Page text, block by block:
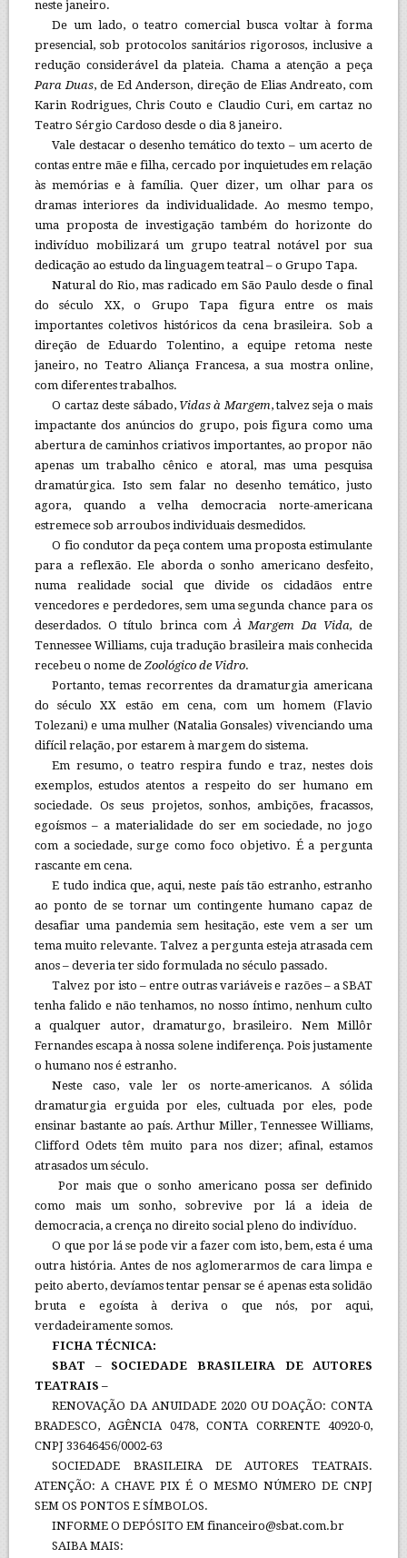
neste janeiro.
De um lado, o teatro comercial busca voltar à forma
presencial, sob protocolos sanitários rigorosos, inclusive a
redução considerável da plateia. Chama a atenção a peça
Para Duas, de Ed Anderson, direção de Elias Andreato, com
Karin Rodrigues, Chris Couto e Claudio Curi, em cartaz no
Teatro Sérgio Cardoso desde o dia 8 janeiro.
Vale destacar o desenho temático do texto – um acerto de
contas entre mãe e filha, cercado por inquietudes em relação
às memórias e à família. Quer dizer, um olhar para os
dramas interiores da individualidade. Ao mesmo tempo,
uma proposta de investigação também do horizonte do
indivíduo mobilizará um grupo teatral notável por sua
dedicação ao estudo da linguagem teatral – o Grupo Tapa.
Natural do Rio, mas radicado em São Paulo desde o final
do século XX, o Grupo Tapa figura entre os mais
importantes coletivos históricos da cena brasileira. Sob a
direção de Eduardo Tolentino, a equipe retoma neste
janeiro, no Teatro Aliança Francesa, a sua mostra online,
com diferentes trabalhos.
O cartaz deste sábado, Vidas à Margem, talvez seja o mais
impactante dos anúncios do grupo, pois figura como uma
abertura de caminhos criativos importantes, ao propor não
apenas um trabalho cênico e atoral, mas uma pesquisa
dramatúrgica. Isto sem falar no desenho temático, justo
agora, quando a velha democracia norte-americana
estremece sob arroubos individuais desmedidos.
O fio condutor da peça contem uma proposta estimulante
para a reflexão. Ele aborda o sonho americano desfeito,
numa realidade social que divide os cidadãos entre
vencedores e perdedores, sem uma segunda chance para os
deserdados. O título brinca comÀ Margem Da Vida,de
Tennessee Williams, cuja tradução brasileira mais conhecida
recebeu o nome de Zoológico de Vidro.
Portanto, temas recorrentes da dramaturgia americana
do século XX estão em cena, com um homem (Flavio
Tolezani) e uma mulher (Natalia Gonsales) vivenciando uma
difícil relação, por estarem à margem do sistema.
Em resumo, o teatro respira fundo e traz, nestes dois
exemplos, estudos atentos a respeito do ser humano em
sociedade. Os seus projetos, sonhos, ambições, fracassos,
egoísmos – a materialidade do ser em sociedade, no jogo
com a sociedade, surge como foco objetivo. É a pergunta
rascante em cena.
E tudo indica que, aqui, neste país tão estranho, estranho
ao ponto de se tornar um contingente humano capaz de
desafiar uma pandemia sem hesitação, este vem a ser um
tema muito relevante. Talvez a pergunta esteja atrasada cem
anos – deveria ter sido formulada no século passado.
Talvez por isto – entre outras variáveis e razões – a SBAT
tenha falido e não tenhamos, no nosso íntimo, nenhum culto
a qualquer autor, dramaturgo, brasileiro. Nem Millôr
Fernandes escapa à nossa solene indiferença. Pois justamente
o humano nos é estranho.
Neste caso, vale ler os norte-americanos. A sólida
dramaturgia erguida por eles, cultuada por eles, pode
ensinar bastante ao país. Arthur Miller, Tennessee Williams,
Clifford Odets têm muito para nos dizer; afinal, estamos
atrasados um século.
Por mais que o sonho americano possa ser definido
como mais um sonho, sobrevive por lá a ideia de
democracia, a crença no direito social pleno do indivíduo.
O que por lá se pode vir a fazer com isto, bem, esta é uma
outra história. Antes de nos aglomerarmos de cara limpa e
peito aberto, devíamos tentar pensar se é apenas esta solidão
bruta e egoísta à deriva o que nós, por aqui,
verdadeiramente somos.
FICHA TÉCNICA:
SBAT – SOCIEDADE BRASILEIRA DE AUTORES
TEATRAIS –
RENOVAÇÃO DA ANUIDADE 2020 OU DOAÇÃO: CONTA
BRADESCO, AGÊNCIA 0478, CONTA CORRENTE 40920-0,
CNPJ 33646456/0002-63
SOCIEDADE BRASILEIRA DE AUTORES TEATRAIS.
ATENÇÃO: A CHAVE PIX É O MESMO NÚMERO DE CNPJ
SEM OS PONTOS E SÍMBOLOS.
INFORME O DEPÓSITO EM financeiro@sbat.com.br
SAIBA MAIS: